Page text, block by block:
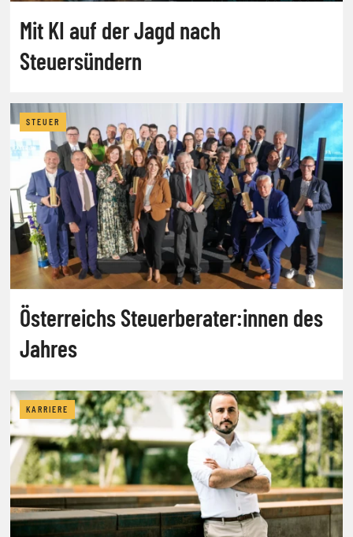
Mit KI auf der Jagd nach
Steuersündern
STEUER
Österreichs Steuerberater:innen des
Jahres
KARRIERE